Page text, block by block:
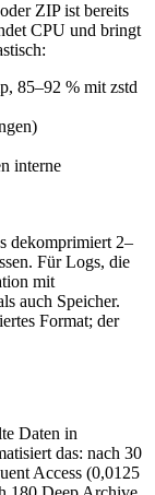
ZIP ist bereits
CPU und bringt
85–92 % mit zstd
interne
dekomprimiert 2–
Für Logs, die
mit
auch Speicher.
Format; der
Daten in
das: nach 30
Access (0,0125